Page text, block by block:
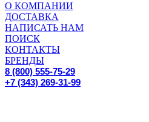
О КОМПАНИИ
ДОСТАВКА
НАПИСАТЬ НАМ
ПОИСК
КОНТАКТЫ
БРЕНДЫ
8 (800) 555-75-29
+7 (343) 269-31-99